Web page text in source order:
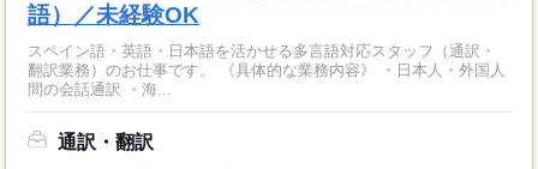
語）／未経験OK
スペイン語・英語・日本語を活かせる多言語対応スタッフ（通訳・
翻訳業務）のお仕事です。 《具体的な業務内容》 ・日本人・外国人
間の会話通訳 ・海...
通訳・翻訳